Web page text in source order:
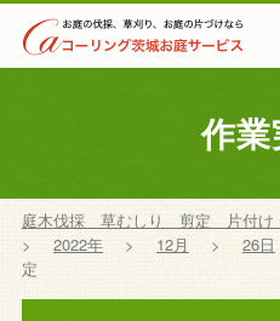
作
庭木伐採 草むしり 剪定 片付
>
2022年 > 12月 > 26日
定